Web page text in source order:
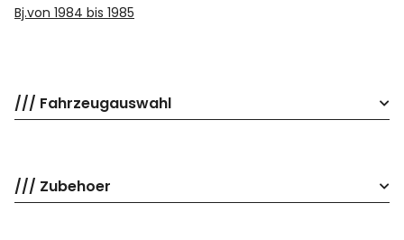
Bj.von 1984 bis 1985
/// Fahrzeugauswahl
/// Zubehoer